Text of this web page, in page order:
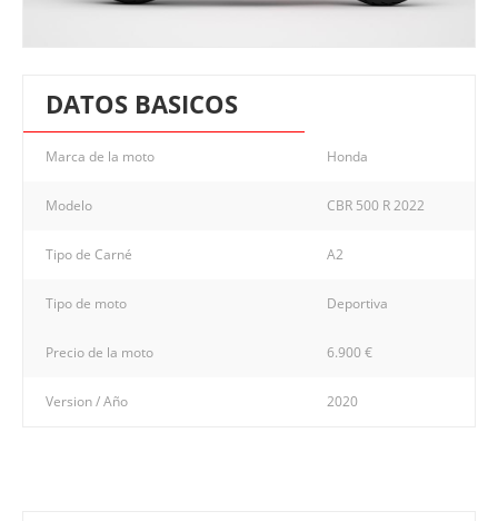
DATOS BASICOS
Marca de la moto Honda
Modelo CBR 500 R 2022
Tipo de Carné A2
Tipo de moto Deportiva
Precio de la moto 6.900 €
Version / Año 2020